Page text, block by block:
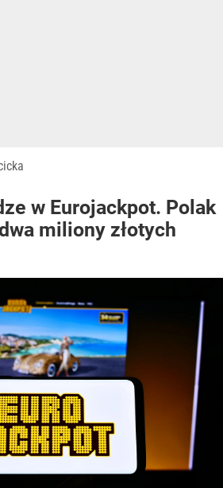
w Eurojackpot. Polak
miliony złotych